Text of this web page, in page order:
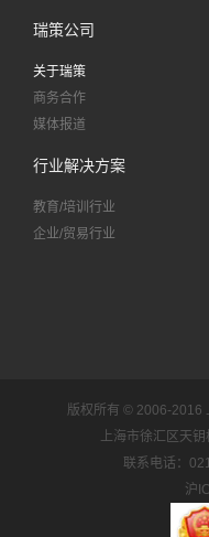
瑞策公司
关于瑞策
商务合作
媒体报道
行业解决方案
教育/培训行业
企业/贸易行业
版权所有 © 2006-2016
上海市徐汇区天
联系电话：
沪